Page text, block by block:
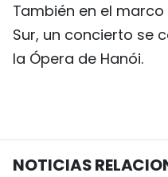
También en el
Sur, un concierto se
la Ópera de Hanói.
NOTICIAS